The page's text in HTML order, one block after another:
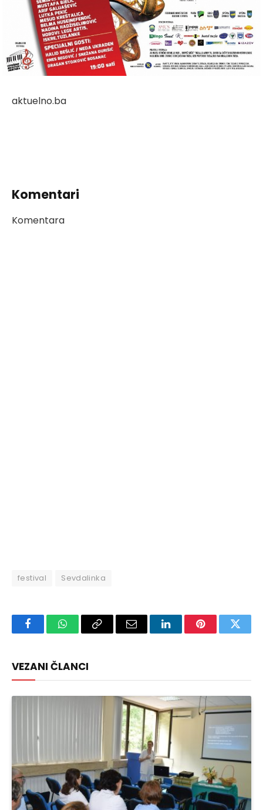
aktuelno.ba
Komentari
Komentara
festival Sevdalinka
FacebookWhatsAppCopy
Email LinkedInPinterest
VEZANI ČLANCI